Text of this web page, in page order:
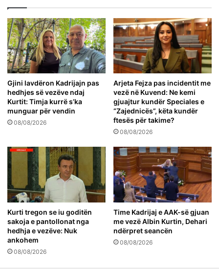
Gjini lavdëron Kadrijajn pas
hedhjes së vezëve ndaj
Kurtit: Timja kurrë s’ka
munguar për vendin
08/08/2026
Arjeta Fejza pas incidentit me
vezë në Kuvend: Ne kemi
gjuajtur kundër Speciales e
“Zajednicës”, këta kundër
ftesës për takime?
08/08/2026
Kurti tregon se iu goditën
sakoja e pantollonat nga
hedhja e vezëve: Nuk
ankohem
08/08/2026
Time Kadrijaj e AAK-së gjuan
me vezë Albin Kurtin, Dehari
ndërpret seancën
08/08/2026